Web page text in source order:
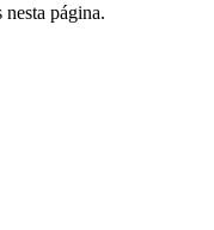
página.